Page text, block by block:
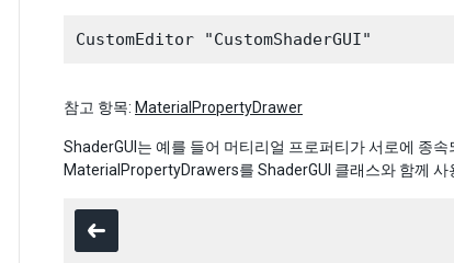
참고 항목: MaterialPropertyDrawer
ShaderGUI는 예를 들어 머티리얼 프로퍼티가 서로에 종
MaterialPropertyDrawers를 ShaderGUI 클래스와 함께